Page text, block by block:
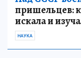
пришельцев:
искала и
НАУКА